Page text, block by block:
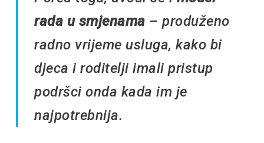
rada u smjenama – produženo
radno vrijeme usluga, kako bi
djeca i roditelji imali pristup
podršci onda kada im je
najpotrebnija.